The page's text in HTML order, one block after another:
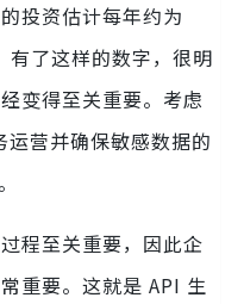
投资估计每年约为
了这样的数字，很明
变得至关重要。考虑
营并确保敏感数据的
程至关重要，因此企
重要。这就是 API 生